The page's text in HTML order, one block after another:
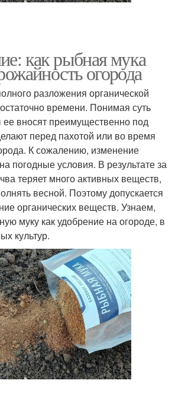
как рыбная мука
огорода
разложения органической
времени. Понимая суть
вносят преимущественно под
перед пахотой или во время
К сожалению, изменение
погодные условия. В результате за
теряет много активных веществ,
весной. Поэтому допускается
органических веществ. Узнаем,
муку как удобрение на огороде, в
культур.